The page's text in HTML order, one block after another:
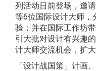
列活动日前登场，邀
等6位国际设计大师，
验；并在国际工作坊
引大批对设计有兴趣
计大师交流机会，扩大
「设计战国策」计画